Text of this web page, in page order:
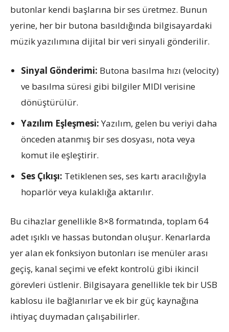
butonlar kendi başlarına bir ses üretmez. Bunun
yerine, her bir butona basıldığında bilgisayardaki
müzik yazılımına dijital bir veri sinyali gönderilir.
Sinyal Gönderimi: Butona basılma hızı (velocity)
ve basılma süresi gibi bilgiler MIDI verisine
dönüştürülür.
Yazılım Eşleşmesi:Yazılım, gelen bu veriyi daha
önceden atanmış bir ses dosyası, nota veya
komut ile eşleştirir.
Ses Çıkışı: Tetiklenen ses, ses kartı aracılığıyla
hoparlör veya kulaklığa aktarılır.
Bu cihazlar genellikle 8×8 formatında, toplam 64
adet ışıklı ve hassas butondan oluşur. Kenarlarda
yer alan ek fonksiyon butonları ise menüler arası
geçiş, kanal seçimi ve efekt kontrolü gibi ikincil
görevleri üstlenir. Bilgisayara genellikle tek bir USB
kablosu ile bağlanırlar ve ek bir güç kaynağına
ihtiyaç duymadan çalışabilirler.